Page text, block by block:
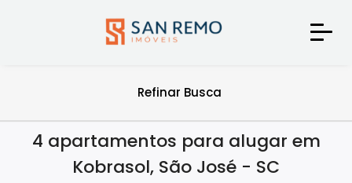
Refinar Busca
4 apartamentos para alugar em
Kobrasol, São José - SC